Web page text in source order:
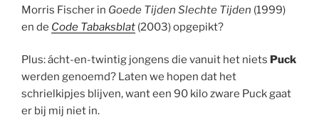
Morris Fischer in Goede Tijden Slechte Tijden (1999)
en de Code Tabaksblat (2003) opgepikt?
Plus: ácht-en-twintig jongens die vanuit het niets Puck
werden genoemd? Laten we hopen dat het
schrielkipjes blijven, want een 90 kilo zware Puck gaat
er bij mij niet in.